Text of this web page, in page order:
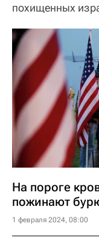
похищенных
На пороге
пожинают
1 февраля 2024, 08:00